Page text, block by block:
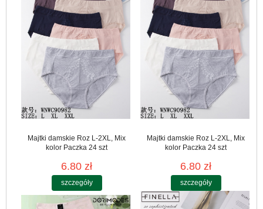
Majtki damskie Roz L-2XL, Mix
kolor Paczka 24 szt
6.80 zł
szczegóły
Majtki damskie Roz L-2XL, Mix
kolor Paczka 24 szt
6.80 zł
szczegóły